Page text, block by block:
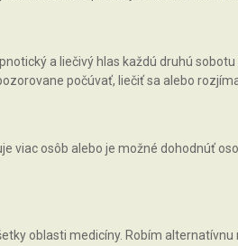
a liečivý hlas každú druhú
počúvať, liečiť sa alebo
viac osôb alebo je možné dohodnúť
oblasti medicíny. Robím